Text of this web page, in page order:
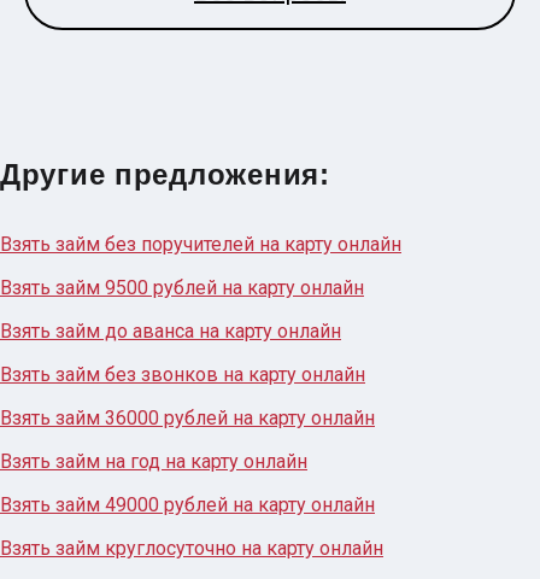
Другие предложения:
Взять займ без поручителей на карту онлайн
Взять займ 9500 рублей на карту онлайн
Взять займ до аванса на карту онлайн
Взять займ без звонков на карту онлайн
Взять займ 36000 рублей на карту онлайн
Взять займ на год на карту онлайн
Взять займ 49000 рублей на карту онлайн
Взять займ круглосуточно на карту онлайн